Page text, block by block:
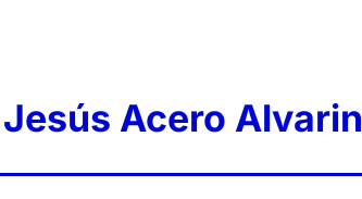
Acero Alvarin